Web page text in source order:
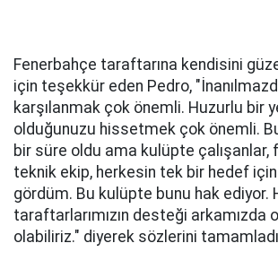
Fenerbahçe taraftarına kendisini
için teşekkür eden Pedro,
karşılanmak çok önemli. Huzurlu bir
olduğunuzu hissetmek çok önemli.
bir süre oldu ama kulüpte çalışanlar,
teknik ekip, herkesin tek bir hedef için
gördüm. Bu kulüpte bunu hak ediyor.
taraftarlarımızın desteği arkamızda
olabiliriz." diyerek sözlerini